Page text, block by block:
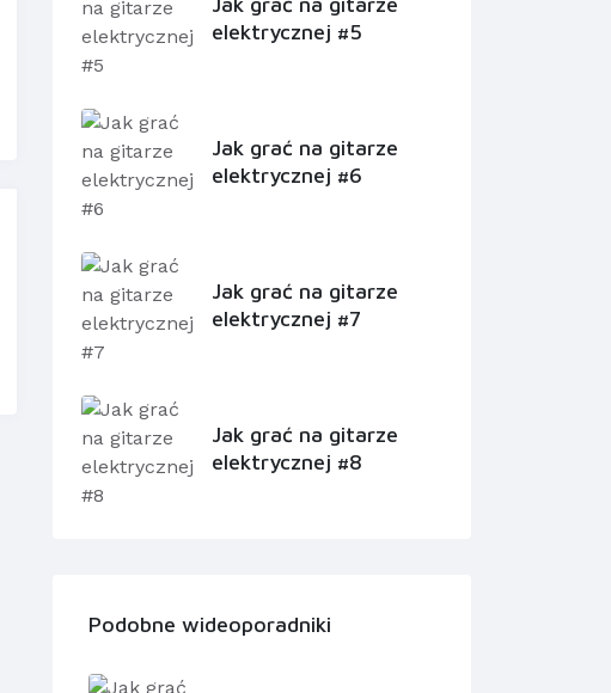
elektrycznej #5
Jak grać na gitarze
elektrycznej #6
Jak grać na gitarze
elektrycznej #7
Jak grać na gitarze
elektrycznej #8
Podobne wideoporadniki